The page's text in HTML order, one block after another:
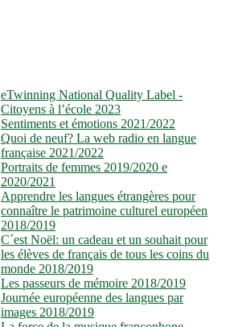
eTwinning National Quality Label -
Citoyens à l’école 2023
Sentiments et émotions 2021/2022
Quoi de neuf? La web radio en langue
française 2021/2022
Portraits de femmes 2019/2020 e
2020/2021
Apprendre les langues étrangères pour
connaître le patrimoine culturel européen
2018/2019
C´est Noël: un cadeau et un souhait pour
les élèves de français de tous les coins du
monde 2018/2019
Les passeurs de mémoire 2018/2019
Journée européenne des langues par
images 2018/2019